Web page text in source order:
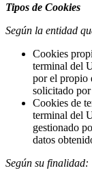
Tipos de Cookies
Según la entidad
Cookies
terminal del
por el propio
solicitado
Cookies de
terminal del
gestionado
datos
Según su finalidad: